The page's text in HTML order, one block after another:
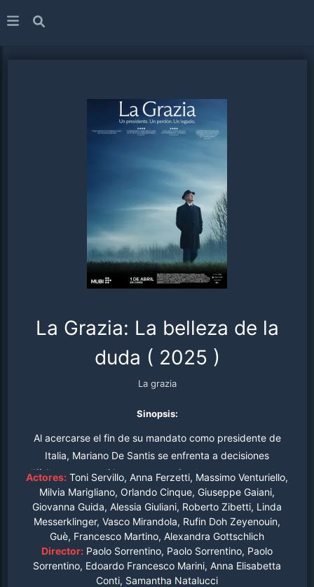
La Grazia: La belleza de la
duda ( 2025 )
La grazia
Sinopsis:
Al acercarse el fin de su mandato como presidente de
Italia, Mariano De Santis se enfrenta a decisiones
difíciles, tanto políticas como profundamente personales.
En medio de estos dilemas morales, debe confrontar su
propia conciencia y buscar la guía de sus allegados,
incluyendo a su confidente e hija, Dorotea.
Actores: Toni Servillo, Anna Ferzetti, Massimo Venturiello,
Milvia Marigliano, Orlando Cinque, Giuseppe Gaiani,
Giovanna Guida, Alessia Giuliani, Roberto Zibetti, Linda
Messerklinger, Vasco Mirandola, Rufin Doh Zeyenouin,
Guè, Francesco Martino, Alexandra Gottschlich
Director: Paolo Sorrentino, Paolo Sorrentino, Paolo
Sorrentino, Edoardo Francesco Marini, Anna Elisabetta
Conti, Samantha Natalucci